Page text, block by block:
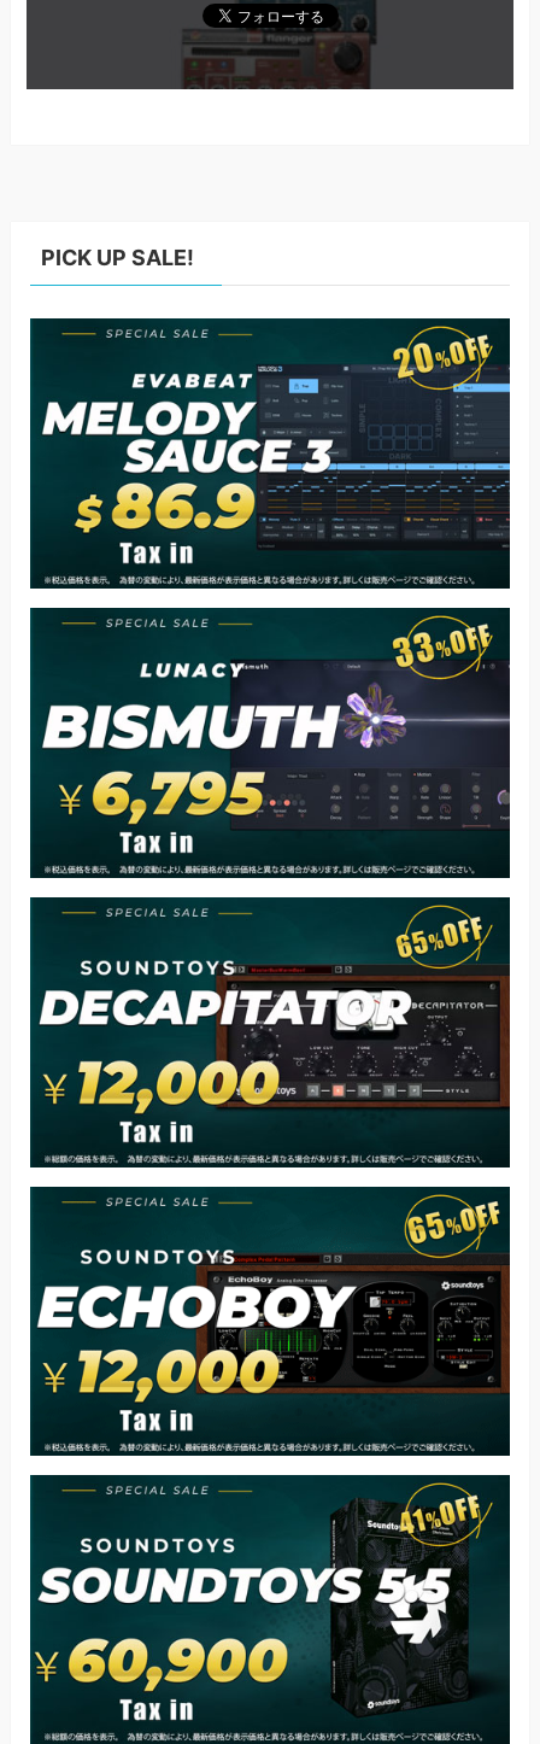
PICK UP SALE!